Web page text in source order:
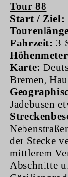
Tour 88
Start / Ziel:
Fahrzeit: 3
Karte:
Bremen,
Jadebusen
der Stecke
mittlerem
Abschnitte